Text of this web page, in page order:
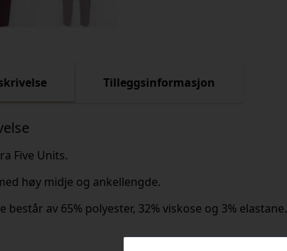
Tilleggsinformasjon
Five Units.
høy midje og ankellengde.
består av 65% polyester, 32% viskose og 3% elastane.